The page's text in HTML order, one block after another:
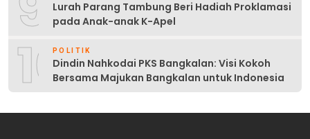
Lurah Parang Tambung Beri Hadiah Proklamasi
pada Anak-anak K-Apel
10POLITIK
Dindin Nahkodai PKS Bangkalan: Visi Kokoh
Bersama Majukan Bangkalan untuk Indonesia